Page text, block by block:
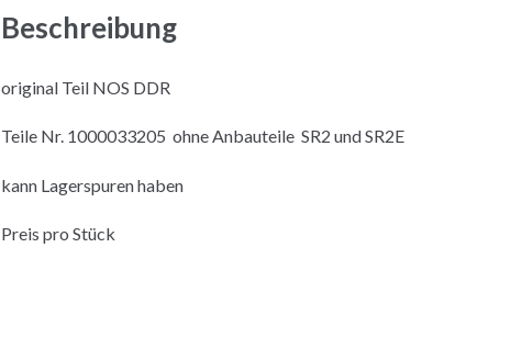
Beschreibung
original Teil NOS DDR
Teile Nr. 1000033205 ohne Anbauteile SR2 und SR2E
kann Lagerspuren haben
Preis pro Stück